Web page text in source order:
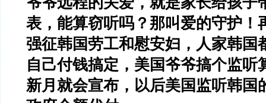
表，能算窃听吗？那叫爱的守护！
强征韩国劳工和慰安妇，人家韩国
自己付钱搞定，美国爷爷搞个监听
新月就会宣布，以后美国监听韩国